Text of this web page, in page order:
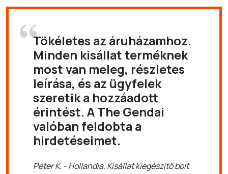
Tökéletes az áruházamhoz.
Minden kisállat terméknek
most van meleg, részletes
leírása, és az ügyfelek
szeretik a hozzáadott
érintést. A The Gendai
valóban feldobta a
hirdetéseimet.
Peter K. - Hollandia, Kisállat kiegészítő bolt